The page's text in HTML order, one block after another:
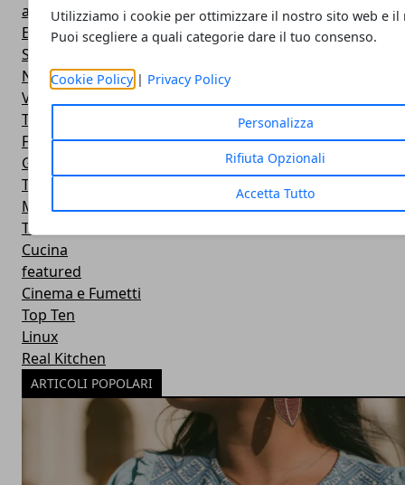
Utilizziamo i cookie per ottimizzare il nostro sito web e il
Puoi scegliere a quali categorie dare il tuo consenso.
Cookie Policy| Privacy Policy
Personalizza
Rifiuta Opzionali
Accetta Tutto
audio
Ecologia e Ambiente
Smart Baby
Notebook
Videogame
The Server Side
Facebook
Google
Trasporti
Microsoft
Twitter
Cucina
featured
Cinema e Fumetti
Top Ten
Linux
Real Kitchen
ARTICOLI POPOLARI